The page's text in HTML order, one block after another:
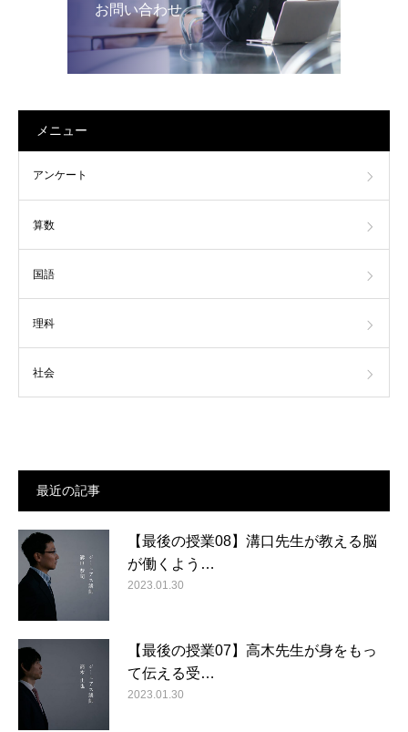
お問い合わせ
メニュー
アンケート
算数
国語
理科
社会
最近の記事
【最後の授業08】溝口先生が教える脳
が働くよう…
2023.01.30
【最後の授業07】高木先生が身をもっ
て伝える受…
2023.01.30